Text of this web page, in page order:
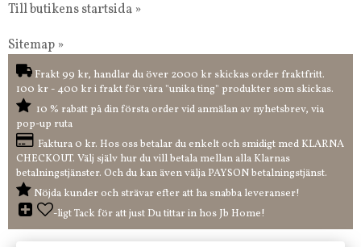
Till butikens startsida »
Sitemap »
Frakt 99 kr, handlar du över 2000 kr skickas order fraktfritt.
100 kr - 400 kr i frakt för våra "unika ting" produkter som skickas.
10 % rabatt på din första order vid anmälan av nyhetsbrev, via
pop-up ruta
Faktura 0 kr. Hos oss betalar du enkelt och smidigt med KLARNA
CHECKOUT. Välj själv hur du vill betala mellan alla Klarnas
betalningstjänster. Och du kan även välja PAYSON betalningstjänst.
Nöjda kunder och strävar efter att ha snabba leveranser!
-ligt Tack för att just Du tittar in hos Jb Home!